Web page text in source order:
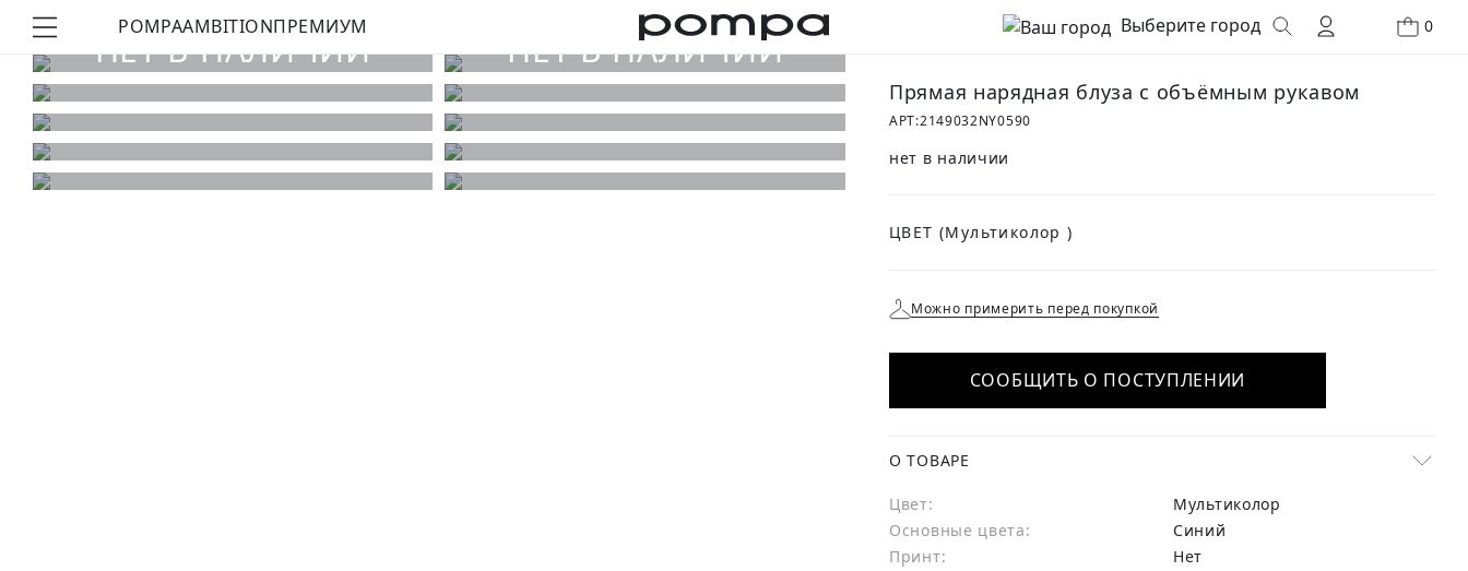
POMPAAMBITIONПРЕМИУМ Выберите город 0
Прямая нарядная блуза с объёмным рукавом
АРТ:2149032NY0590
нет в наличии
ЦВЕТ (Мультиколор )
Можно примерить перед покупкой
СООБЩИТЬ О ПОСТУПЛЕНИИ
О ТОВАРЕ
Цвет:
Мультиколор
Основные цвета:
синий
Принт:
Нет